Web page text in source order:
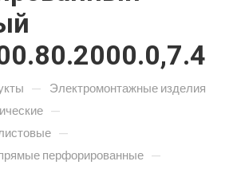
— Электромонтажные изделия
—
—
перфорированные —